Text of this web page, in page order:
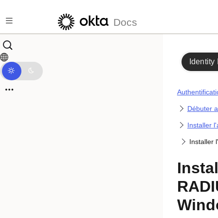
Docs
Identity
Débuter
Installer
Installer